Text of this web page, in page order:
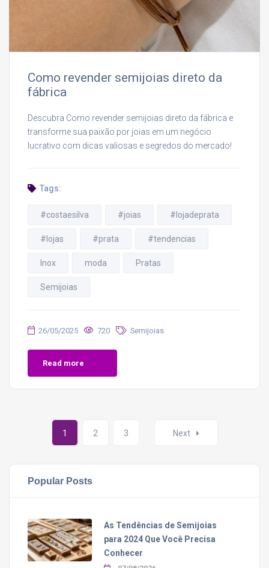
Como revender semijoias direto da
fábrica
Descubra Como revender semijoias direto da fábrica e
transforme sua paixão por joias em um negócio
lucrativo com dicas valiosas e segredos do mercado!
Tags:
#costaesilva #joias #lojadeprata
#lojas #prata #tendencias
Inox moda Pratas
Semijoias
26/05/2025 720 Semijoias
Read more
navigation
1 2 3 Next
Popular Posts
As Tendências de Semijoias
para 2024 Que Você Precisa
Conhecer